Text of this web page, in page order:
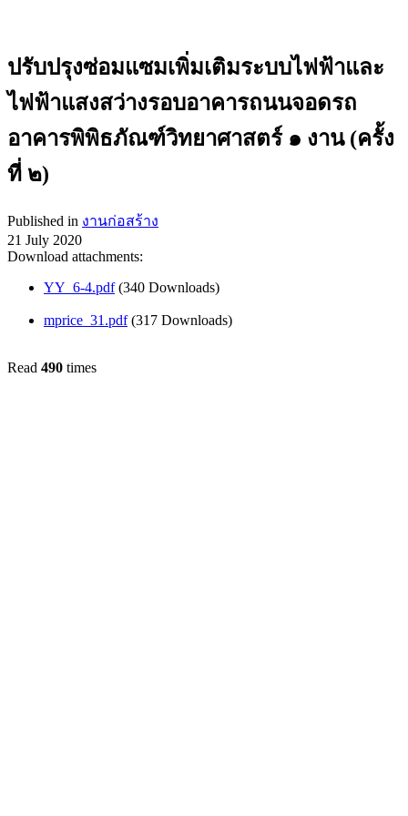
ปรับปรุงซ่อมแซมเพิ่มเติมระบบไฟฟ้าและ
ไฟฟ้าแสงสว่างรอบอาคารถนนจอดรถ
อาคารพิพิธภัณฑ์วิทยาศาสตร์ ๑ งาน (ครั้ง
ที่ ๒)
Published in งานก่อสร้าง
21 July 2020
Download attachments:
YY_6-4.pdf (340 Downloads)
mprice_31.pdf (317 Downloads)
Read 490 times